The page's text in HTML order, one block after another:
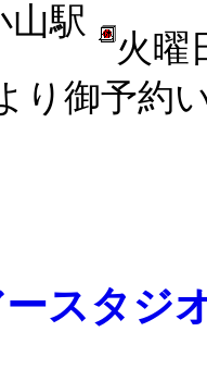
山駅
火曜
り御予約
スタジ